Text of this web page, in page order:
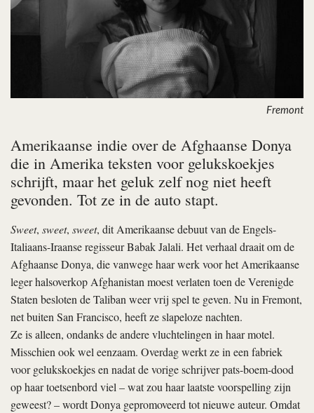
Fremont
Amerikaanse indie over de Afghaanse Donya
die in Amerika teksten voor gelukskoekjes
schrijft, maar het geluk zelf nog niet heeft
gevonden. Tot ze in de auto stapt.
Sweet, sweet, sweet, dit Amerikaanse debuut van de Engels-
Italiaans-Iraanse regisseur Babak Jalali. Het verhaal draait om de
Afghaanse Donya, die vanwege haar werk voor het Amerikaanse
leger halsoverkop Afghanistan moest verlaten toen de Verenigde
Staten besloten de Taliban weer vrij spel te geven. Nu in Fremont,
net buiten San Francisco, heeft ze slapeloze nachten.
Ze is alleen, ondanks de andere vluchtelingen in haar motel.
Misschien ook wel eenzaam. Overdag werkt ze in een fabriek
voor gelukskoekjes en nadat de vorige schrijver pats-boem-dood
op haar toetsenbord viel – wat zou haar laatste voorspelling zijn
geweest? – wordt Donya gepromoveerd tot nieuwe auteur. Omdat